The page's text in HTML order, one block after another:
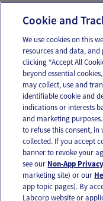
Email Text
OUR APPS
FOLLOW US
Cookie and
We use cookies on this
resources and data,
clicking “Accept All
beyond essential
may collect, use and
identifiable cookie and
indications or interests
and marketing purposes.
to refuse this consent, in
collected. If you accept
banner to revoke your
see our Non-App
marketing site) or our
app topic pages). By
Labcorp website or